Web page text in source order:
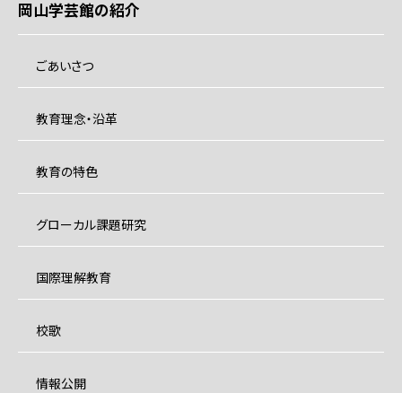
岡山学芸館の紹介
ごあいさつ
教育理念・沿革
教育の特色
グローカル課題研究
国際理解教育
校歌
情報公開